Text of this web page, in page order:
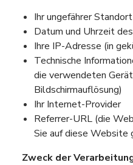
Ihr ungefährer
Datum und Uhrzeit
Ihre IP-Adresse (in
Technische
die verwendeten
Bildschirmauflösung)
Ihr Internet-Provider
Referrer-URL (die
Sie auf diese Website
Zweck der